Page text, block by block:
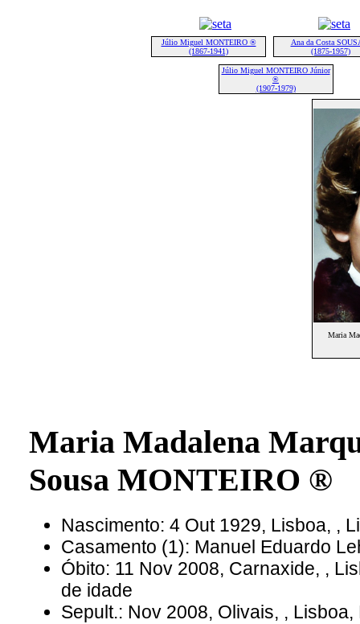
Júlio Miguel MONTEIRO ®
(1867-1941)
Ana da Costa
(1875-1957)
Júlio Miguel MONTEIRO Júnior
®
(1907-1979)
Maria
Maria Madalena
Sousa MONTEIRO ®
Nascimento: 4 Out 1929, Lisboa, ,
Casamento (1): Manuel Eduardo
Óbito: 11 Nov 2008, Carnaxide, ,
de idade
Sepult.: Nov 2008, Olivais, , Lisboa,